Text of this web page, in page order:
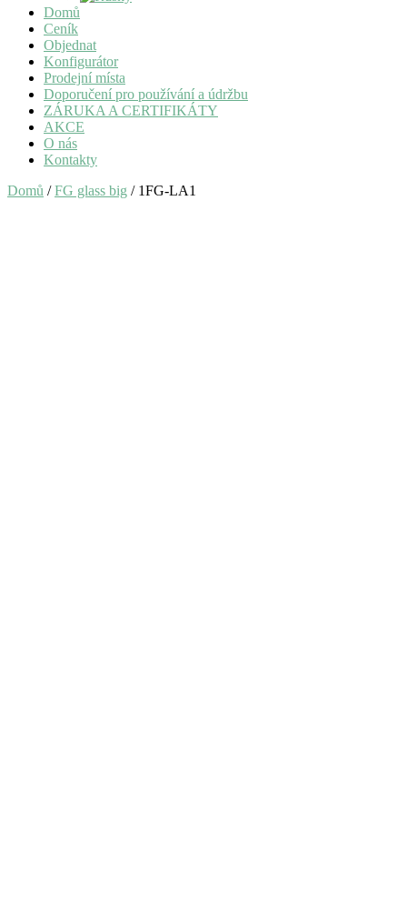
Domů
Ceník
Objednat
Konfigurátor
Prodejní místa
Doporučení pro používání a údržbu
ZÁRUKA A CERTIFIKÁTY
AKCE
O nás
Kontakty
Domů /FG glass big / 1FG-LA1